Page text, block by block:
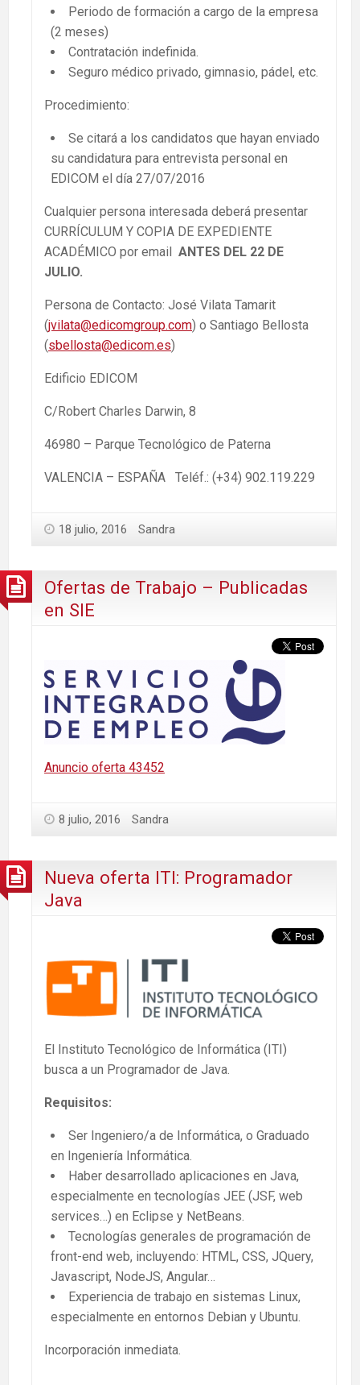
Periodo de formación a cargo de la empresa
(2 meses)
Contratación indefinida.
Seguro médico privado, gimnasio, pádel, etc.
Procedimiento:
Se citará a los candidatos que hayan enviado
su candidatura para entrevista personal en
EDICOM el día 27/07/2016
Cualquier persona interesada deberá presentar
CURRÍCULUM Y COPIA DE EXPEDIENTE
ACADÉMICO por email ANTES DEL 22 DE
JULIO.
Persona de Contacto: José Vilata Tamarit
(jvilata@edicomgroup.com) o Santiago Bellosta
(sbellosta@edicom.es)
Edificio EDICOM
C/Robert Charles Darwin, 8
46980 – Parque Tecnológico de Paterna
VALENCIA – ESPAÑA Teléf.: (+34) 902.119.229
18 julio, 2016 Sandra
Ofertas de Trabajo – Publicadas
en SIE
Anuncio oferta 43452
8 julio, 2016 Sandra
Nueva oferta ITI: Programador
Java
El Instituto Tecnológico de Informática (ITI)
busca a un Programador de Java.
Requisitos:
Ser Ingeniero/a de Informática, o Graduado
en Ingeniería Informática.
Haber desarrollado aplicaciones en Java,
especialmente en tecnologías JEE (JSF, web
services…) en Eclipse y NetBeans.
Tecnologías generales de programación de
front-end web, incluyendo: HTML, CSS, JQuery,
Javascript, NodeJS, Angular…
Experiencia de trabajo en sistemas Linux,
especialmente en entornos Debian y Ubuntu.
Incorporación inmediata.